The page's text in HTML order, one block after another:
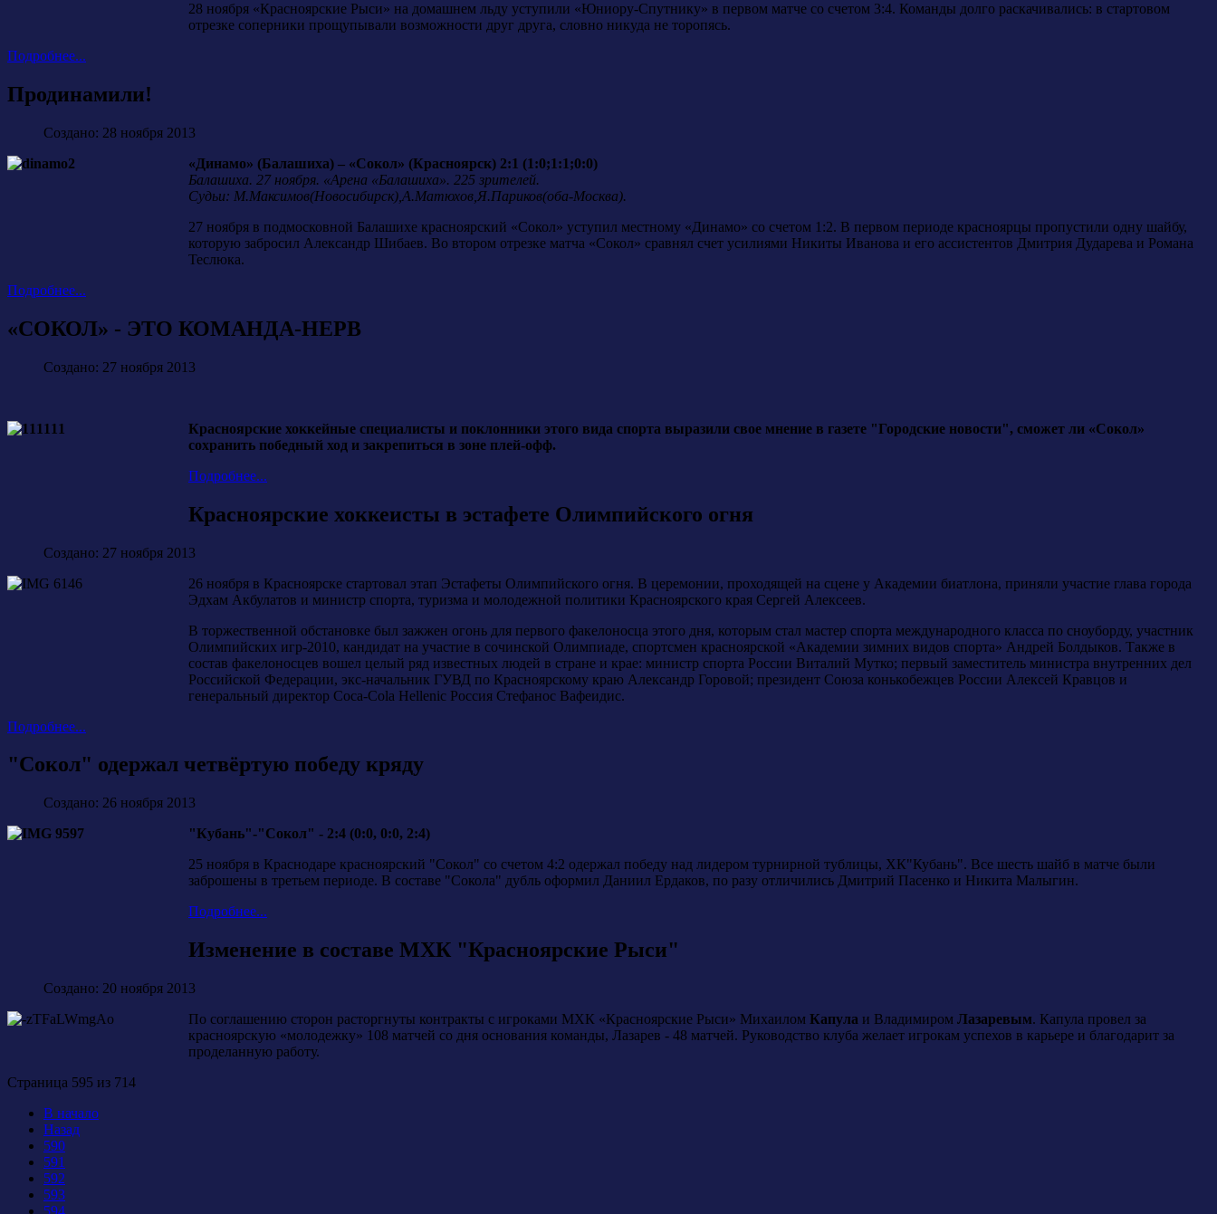
28 ноября «Красноярские Рыси» на домашнем льду уступили «Юниору-Спутнику» в первом матче со счетом 3:4. Команды долго раскачивались: в стартовом
отрезке соперники прощупывали возможности друг друга, словно никуда не торопясь.
Подробнее...
Продинамили!
Создано: 28 ноября 2013
«Динамо» (Балашиха) – «Сокол» (Красноярск) 2:1 (1:0;1:1;0:0)
Балашиха. 27 ноября. «Арена «Балашиха». 225 зрителей.
Судьи: М.Максимов(Новосибирск),А.Матюхов,Я.Париков(оба-Москва).
27 ноября в подмосковной Балашихе красноярский «Сокол» уступил местному «Динамо» со счетом 1:2. В первом периоде красноярцы пропустили одну шайбу,
которую забросил Александр Шибаев. Во втором отрезке матча «Сокол» сравнял счет усилиями Никиты Иванова и его ассистентов Дмитрия Дударева и Романа
Теслюка.
Подробнее...
«СОКОЛ» - ЭТО КОМАНДА-НЕРВ
Создано: 27 ноября 2013
Красноярские хоккейные специалисты и поклонники этого вида спорта выразили свое мнение в газете "Городские новости", сможет ли «Сокол»
сохранить победный ход и закрепиться в зоне плей-офф.
Подробнее...
Красноярские хоккеисты в эстафете Олимпийского огня
Создано: 27 ноября 2013
26 ноября в Красноярске стартовал этап Эстафеты Олимпийского огня. В церемонии, проходящей на сцене у Академии биатлона, приняли участие глава города
Эдхам Акбулатов и министр спорта, туризма и молодежной политики Красноярского края Сергей Алексеев.
В торжественной обстановке был зажжен огонь для первого факелоносца этого дня, которым стал мастер спорта международного класса по сноуборду, участник
Олимпийских игр-2010, кандидат на участие в сочинской Олимпиаде, спортсмен красноярской «Академии зимних видов спорта» Андрей Болдыков. Также в
состав факелоносцев вошел целый ряд известных людей в стране и крае: министр спорта России Виталий Мутко; первый заместитель министра внутренних дел
Российской Федерации, экс-начальник ГУВД по Красноярскому краю Александр Горовой; президент Союза конькобежцев России Алексей Кравцов и
генеральный директор Coca-Cola Hellenic Россия Стефанос Вафеидис.
Подробнее...
"Сокол" одержал четвёртую победу кряду
Создано: 26 ноября 2013
"Кубань"-"Сокол" - 2:4 (0:0, 0:0, 2:4)
25 ноября в Краснодаре красноярский "Сокол" со счетом 4:2 одержал победу над лидером турнирной тублицы, ХК"Кубань". Все шесть шайб в матче были
заброшены в третьем периоде. В составе "Сокола" дубль оформил Даниил Ердаков, по разу отличились Дмитрий Пасенко и Никита Малыгин.
Подробнее...
Изменение в составе МХК "Красноярские Рыси"
Создано: 20 ноября 2013
По соглашению сторон расторгнуты контракты с игроками МХК «Красноярские Рыси» Михаилом Капула и Владимиром Лазаревым. Капула провел за
красноярскую «молодежку» 108 матчей со дня основания команды, Лазарев - 48 матчей. Руководство клуба желает игрокам успехов в карьере и благодарит за
проделанную работу.
Страница 595 из 714
В начало
Назад
590
591
592
593